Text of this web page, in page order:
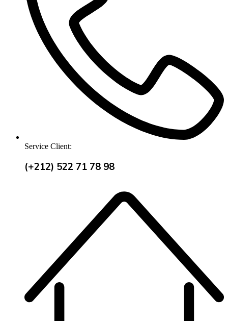
Service Client:
(+212) 522 71 78 98